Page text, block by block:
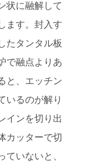
状に融解して
ます。封入す
たタンタル板
で融点よりあ
と、エッチン
いるのが解り
インを切り出
カッターで切
いないと、